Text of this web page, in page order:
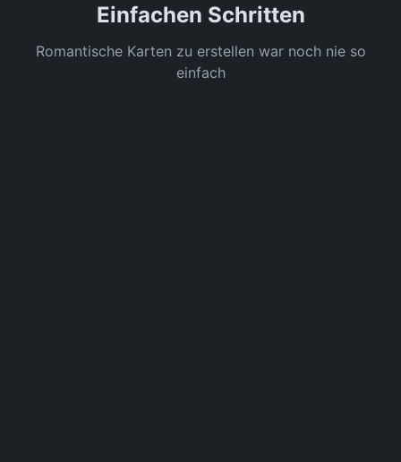
Einfachen Schritten
Romantische Karten zu erstellen war noch nie so
einfach